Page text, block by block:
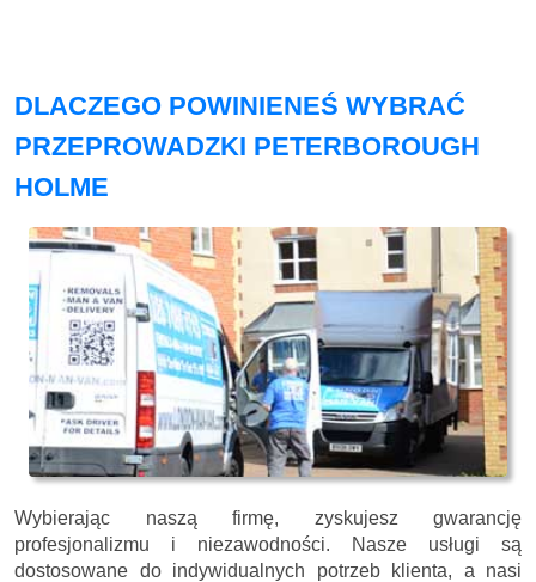
DLACZEGO POWINIENEŚ WYBRAĆ
PRZEPROWADZKI PETERBOROUGH
HOLME
Wybierając naszą firmę, zyskujesz gwarancję
profesjonalizmu i niezawodności. Nasze usługi są
dostosowane do indywidualnych potrzeb klienta, a nasi